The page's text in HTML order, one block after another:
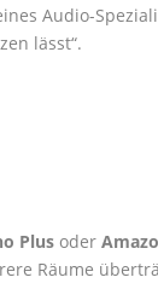
Audio-
lässt“.
Plus oder
Räume